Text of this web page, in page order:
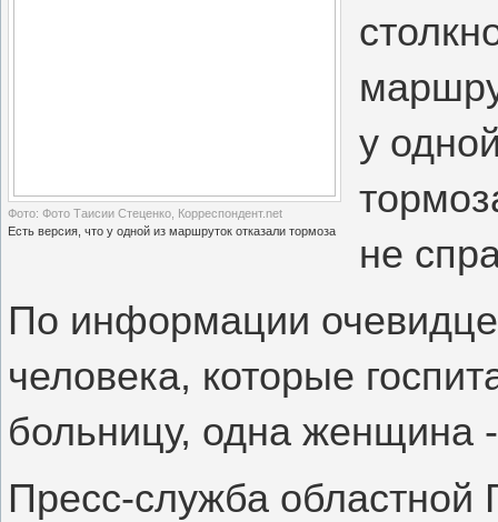
Фото: Фото Таисии Стеценко, Корреспондент.net
Есть версия, что у одной из маршруток отказали тормоза
у
не
По информации
человека, которые
больницу, одна женщина
Пресс-служба областной